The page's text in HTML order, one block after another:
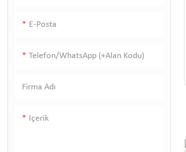
Köstebek sökücü plazma kalemi
E-Posta
Telefon/WhatsApp (+alan Kodu)
Firma Adı
Içerik